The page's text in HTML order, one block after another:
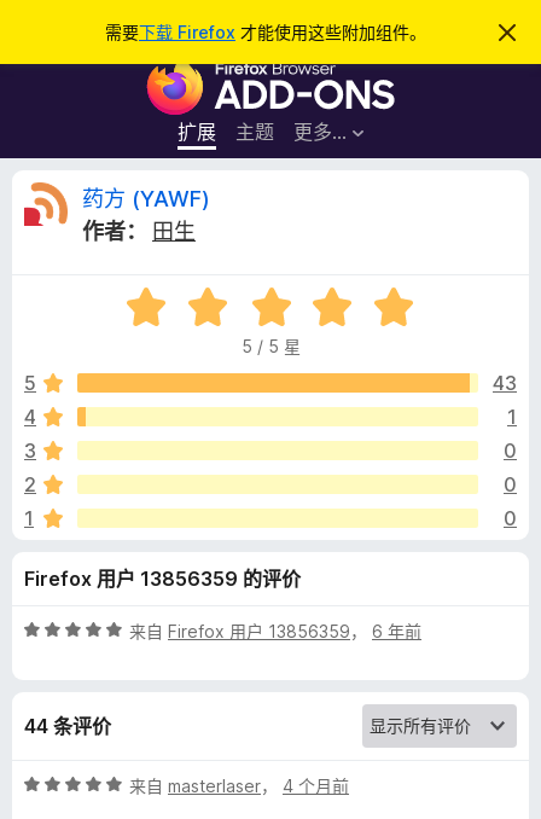
需要下载 Firefox 才能使用这些附加组件。
忽
此
F
r
e
览
器
附
加
件
扩展 主题 更多…
登录
药
Y
A
W
F
)
评
价
药方 (YAWF)
作者：
田生
评
分
/
5 / 5 星
5
43
4
1
3
0
2
0
1
0
Firefox 用户 13856359 的评价
评
5
来自 Firefox 用户 13856359， 6 年前
44 条评价
评
来自 masterlaser， 4 个月前